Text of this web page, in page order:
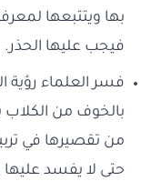
بها ويتتبعها
فيجب عليها الحذر.
فسر العلماء رؤية
بالخوف من الكلاب
من تقصيرها في
حتى لا يفسد عليها